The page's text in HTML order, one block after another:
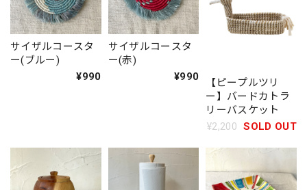
サイザルコースタ
ー(ブルー)
¥990
サイザルコースタ
ー(赤)
¥990
【ピープルツリ
ー】バードカトラ
リーバスケット
¥2,200 SOLD OUT